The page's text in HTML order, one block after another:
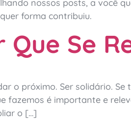
nossos posts, a você
forma contribuiu.
Que Se
o próximo. Ser solidário.
fazemos é importante e
o […]